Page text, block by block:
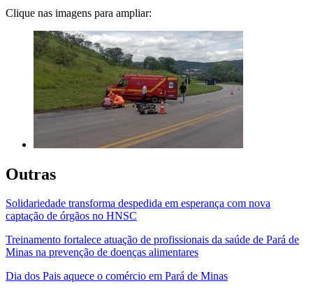
Clique nas imagens para ampliar:
Outras
Solidariedade transforma despedida em esperança com nova
captação de órgãos no HNSC
Treinamento fortalece atuação de profissionais da saúde de Pará de
Minas na prevenção de doenças alimentares
Dia dos Pais aquece o comércio em Pará de Minas